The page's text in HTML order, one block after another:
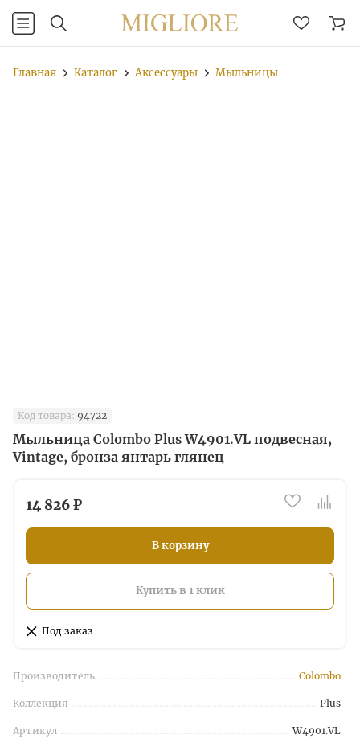
Главная Каталог Аксессуары Мыльницы
Код товара: 94722
Мыльница Colombo Plus W4901.VL подвесная,
Vintage, бронза янтарь глянец
14 826 ₽
В корзину
Купить в 1 клик
Под заказ
Производитель Colombo
Коллекция Plus
Артикул W4901.VL